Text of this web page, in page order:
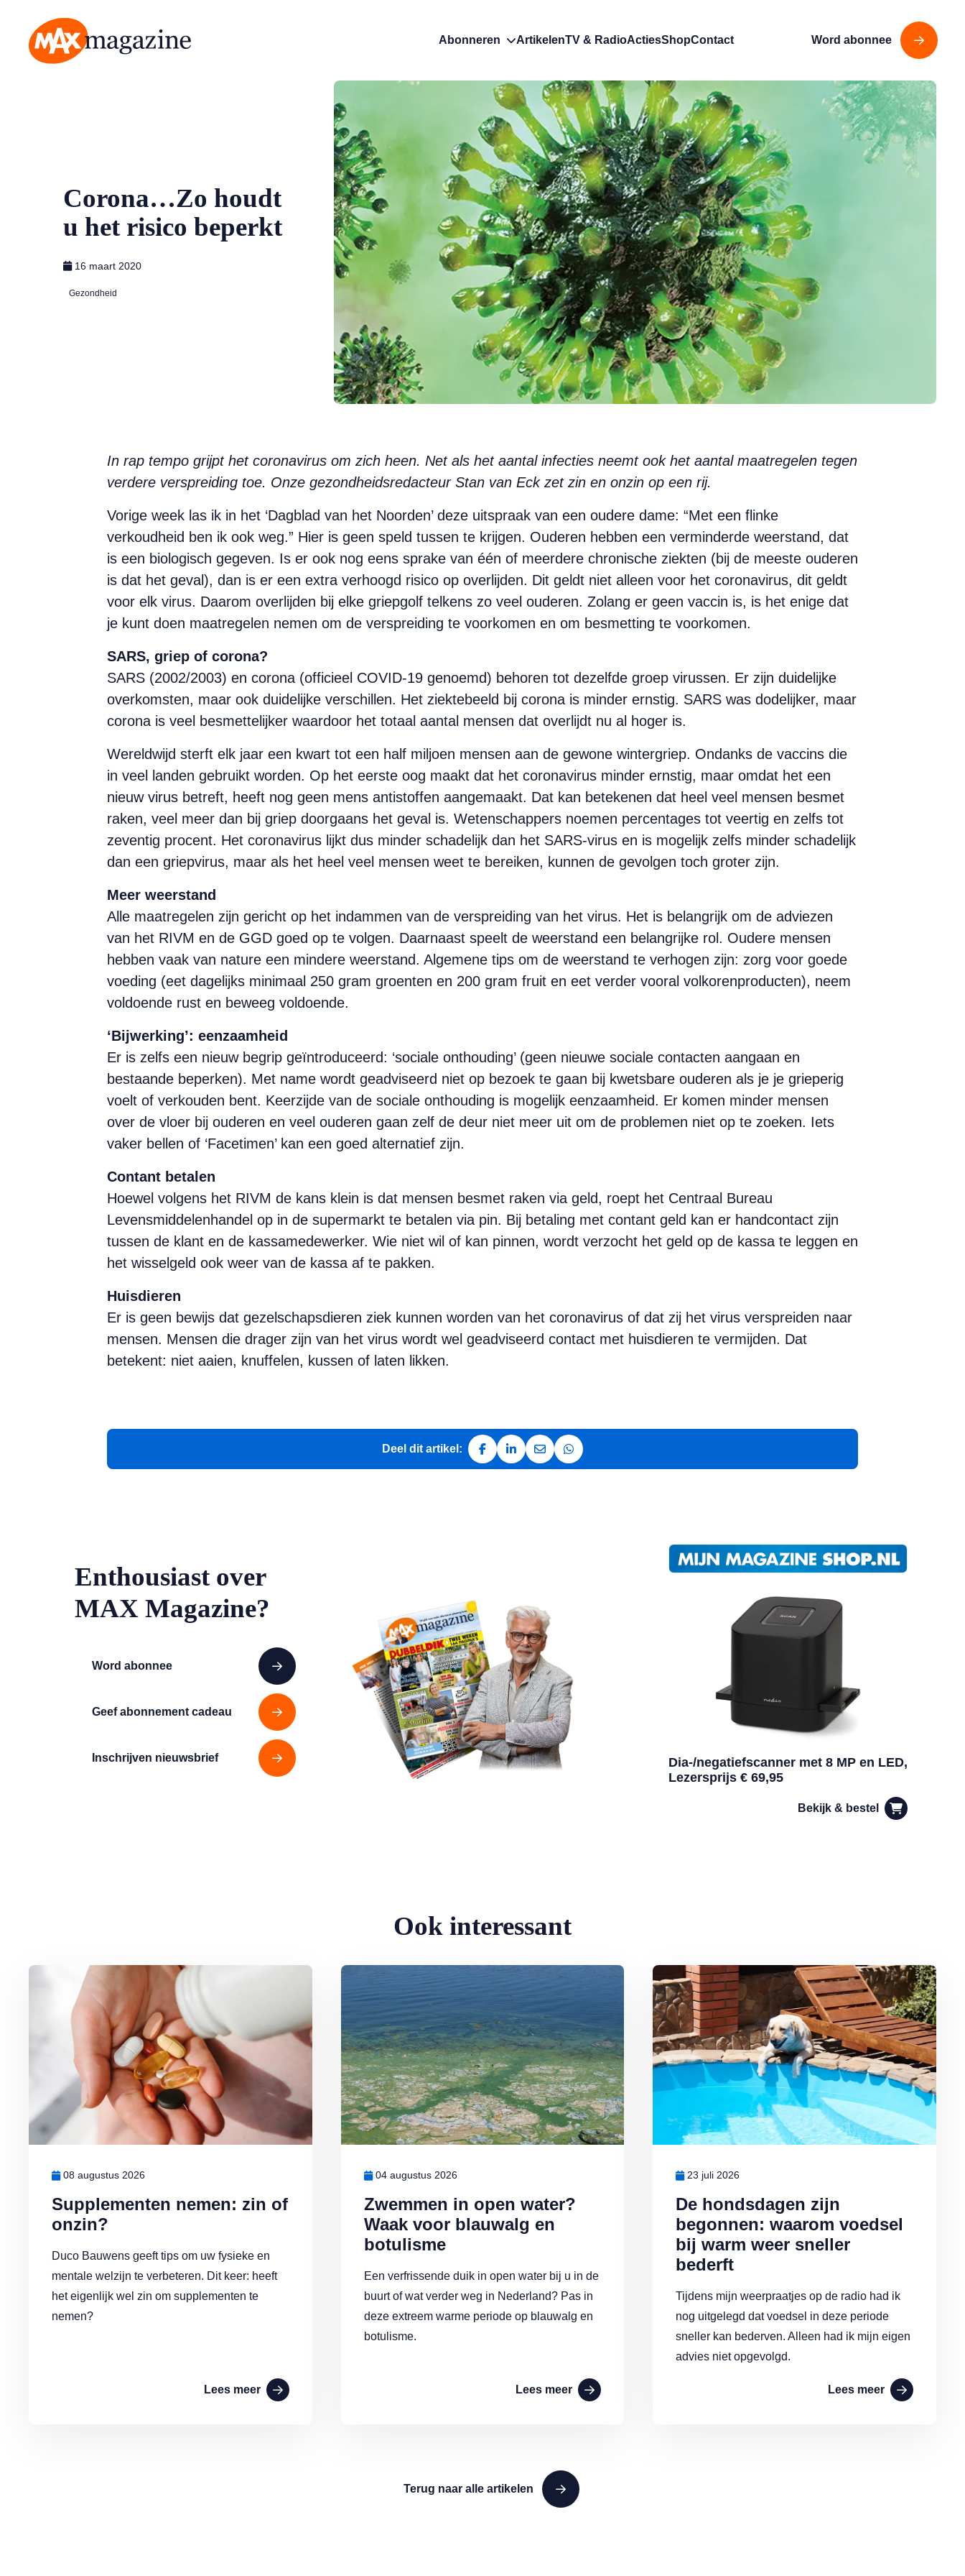
Abonneren ArtikelenTV & RadioActiesShopContact Word abonnee
Corona…Zo houdt
u het risico beperkt
16 maart 2020
Gezondheid
In rap tempo grijpt het coronavirus om zich heen. Net als het aantal infecties neemt ook het aantal maatregelen tegen
verdere verspreiding toe. Onze gezondheidsredacteur Stan van Eck zet zin en onzin op een rij.
Vorige week las ik in het ‘Dagblad van het Noorden’ deze uitspraak van een oudere dame: “Met een flinke
verkoudheid ben ik ook weg.” Hier is geen speld tussen te krijgen. Ouderen hebben een verminderde weerstand, dat
is een biologisch gegeven. Is er ook nog eens sprake van één of meerdere chronische ziekten (bij de meeste ouderen
is dat het geval), dan is er een extra verhoogd risico op overlijden. Dit geldt niet alleen voor het coronavirus, dit geldt
voor elk virus. Daarom overlijden bij elke griepgolf telkens zo veel ouderen. Zolang er geen vaccin is, is het enige dat
je kunt doen maatregelen nemen om de verspreiding te voorkomen en om besmetting te voorkomen.
SARS, griep of corona?
SARS (2002/2003) en corona (officieel COVID-19 genoemd) behoren tot dezelfde groep virussen. Er zijn duidelijke
overkomsten, maar ook duidelijke verschillen. Het ziektebeeld bij corona is minder ernstig. SARS was dodelijker, maar
corona is veel besmettelijker waardoor het totaal aantal mensen dat overlijdt nu al hoger is.
Wereldwijd sterft elk jaar een kwart tot een half miljoen mensen aan de gewone wintergriep. Ondanks de vaccins die
in veel landen gebruikt worden. Op het eerste oog maakt dat het coronavirus minder ernstig, maar omdat het een
nieuw virus betreft, heeft nog geen mens antistoffen aangemaakt. Dat kan betekenen dat heel veel mensen besmet
raken, veel meer dan bij griep doorgaans het geval is. Wetenschappers noemen percentages tot veertig en zelfs tot
zeventig procent. Het coronavirus lijkt dus minder schadelijk dan het SARS-virus en is mogelijk zelfs minder schadelijk
dan een griepvirus, maar als het heel veel mensen weet te bereiken, kunnen de gevolgen toch groter zijn.
Meer weerstand
Alle maatregelen zijn gericht op het indammen van de verspreiding van het virus. Het is belangrijk om de adviezen
van het RIVM en de GGD goed op te volgen. Daarnaast speelt de weerstand een belangrijke rol. Oudere mensen
hebben vaak van nature een mindere weerstand. Algemene tips om de weerstand te verhogen zijn: zorg voor goede
voeding (eet dagelijks minimaal 250 gram groenten en 200 gram fruit en eet verder vooral volkorenproducten), neem
voldoende rust en beweeg voldoende.
‘Bijwerking’: eenzaamheid
Er is zelfs een nieuw begrip geïntroduceerd: ‘sociale onthouding’ (geen nieuwe sociale contacten aangaan en
bestaande beperken). Met name wordt geadviseerd niet op bezoek te gaan bij kwetsbare ouderen als je je grieperig
voelt of verkouden bent. Keerzijde van de sociale onthouding is mogelijk eenzaamheid. Er komen minder mensen
over de vloer bij ouderen en veel ouderen gaan zelf de deur niet meer uit om de problemen niet op te zoeken. Iets
vaker bellen of ‘Facetimen’ kan een goed alternatief zijn.
Contant betalen
Hoewel volgens het RIVM de kans klein is dat mensen besmet raken via geld, roept het Centraal Bureau
Levensmiddelenhandel op in de supermarkt te betalen via pin. Bij betaling met contant geld kan er handcontact zijn
tussen de klant en de kassamedewerker. Wie niet wil of kan pinnen, wordt verzocht het geld op de kassa te leggen en
het wisselgeld ook weer van de kassa af te pakken.
Huisdieren
Er is geen bewijs dat gezelschapsdieren ziek kunnen worden van het coronavirus of dat zij het virus verspreiden naar
mensen. Mensen die drager zijn van het virus wordt wel geadviseerd contact met huisdieren te vermijden. Dat
betekent: niet aaien, knuffelen, kussen of laten likken.
Deel dit artikel:
Deel op Facebook
Deel op LinkedIn
Deel via e-mail
Deel via WhatsApp
Enthousiast over
MAX Magazine?
Word abonnee
Geef abonnement cadeau
Inschrijven nieuwsbrief
Dia-/negatiefscanner met 8 MP en LED,
Lezersprijs € 69,95
Bekijk & bestel
Ook interessant
Supplementen nemen: zin of
onzin?
08 augustus 2026
Duco Bauwens geeft tips om uw fysieke en
mentale welzijn te verbeteren. Dit keer: heeft
het eigenlijk wel zin om supplementen te
nemen?
Lees meer
Lees meer over Supplementen nemen: zin of onzin?
Zwemmen in open water?
Waak voor blauwalg en
botulisme
04 augustus 2026
Een verfrissende duik in open water bij u in de
buurt of wat verder weg in Nederland? Pas in
deze extreem warme periode op blauwalg en
botulisme.
Lees meer
Lees meer over Zwemmen in open water? Waak voor blauwalg en botulisme
De hondsdagen zijn
begonnen: waarom voedsel
bij warm weer sneller
bederft
23 juli 2026
Tijdens mijn weerpraatjes op de radio had ik
nog uitgelegd dat voedsel in deze periode
sneller kan bederven. Alleen had ik mijn eigen
advies niet opgevolgd.
Lees meer
Lees meer over De hondsdagen zijn begonnen: waarom voedsel
Terug naar alle artikelen